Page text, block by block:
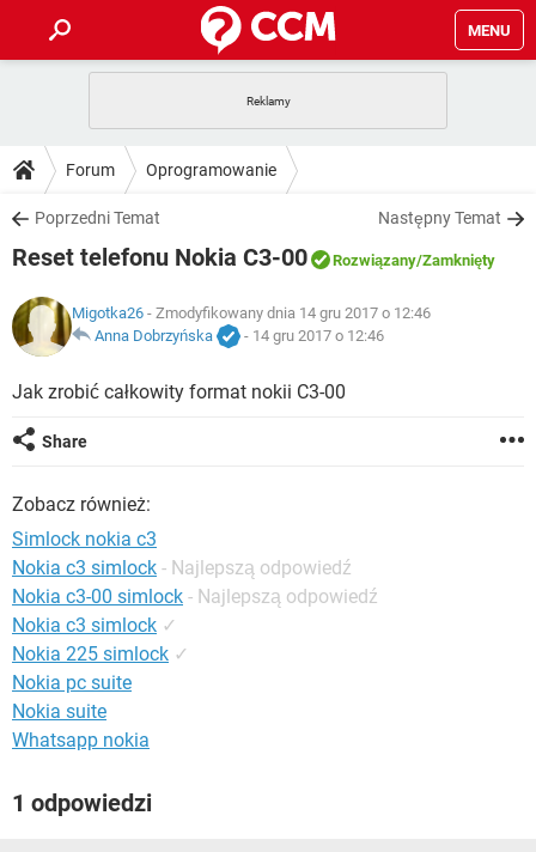
MENU
GRY WHATSAPP
SPOTIFY
INSTAGRAM FACEBOOK
WINDOWS 10
PORADY
PlayStation TIKTOK
INSTAGRAM FACEBOOK
WINDOWS 10
DO POBRANIA
ANDROID TIKTOK
GRY
IOS NETFLIX
INSTAGRAM FACEBOOK
COVID-19 TIKTOK
GRY
SPOTIFY NETFLIX
INSTAGRAM
ARTYKUŁY
COVID-19 TIKTOK
INSTAGRAM
WINDOWS 10
Forum Oprogramowanie
Poprzedni Temat Następny Temat
Reset telefonu Nokia C3-00 Rozwiązany/Zamknięty
Migotka26 - Zmodyfikowany dnia 14 gru 2017 o 12:46
Anna Dobrzyńska
- 14 gru 2017 o 12:46
Jak zrobić całkowity format nokii C3-00
Share
Zobacz również:
Simlock nokia c3
Nokia c3 simlock - Najlepszą odpowiedź
Nokia c3-00 simlock - Najlepszą odpowiedź
Nokia c3 simlock ✓
Nokia 225 simlock ✓
Nokia pc suite
Nokia suite
Whatsapp nokia
1 odpowiedzi